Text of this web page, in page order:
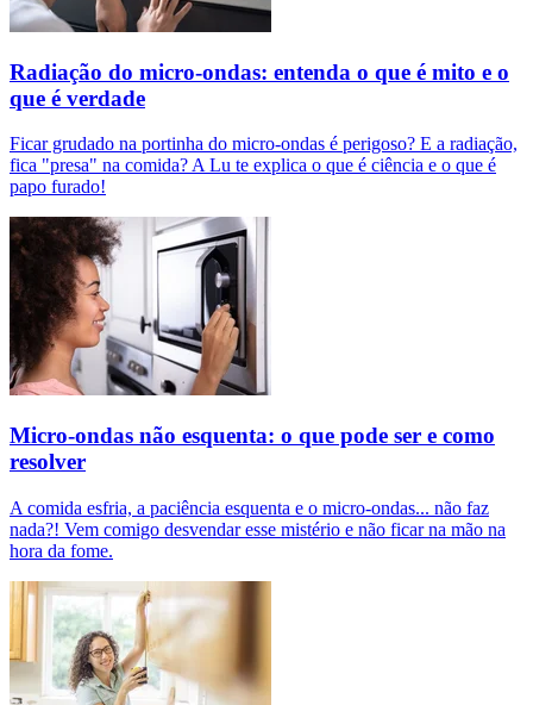
Radiação do micro-ondas: entenda o que é mito e o
que é verdade
Ficar grudado na portinha do micro-ondas é perigoso? E a radiação,
fica "presa" na comida? A Lu te explica o que é ciência e o que é
papo furado!
Micro-ondas não esquenta: o que pode ser e como
resolver
A comida esfria, a paciência esquenta e o micro-ondas... não faz
nada?! Vem comigo desvendar esse mistério e não ficar na mão na
hora da fome.